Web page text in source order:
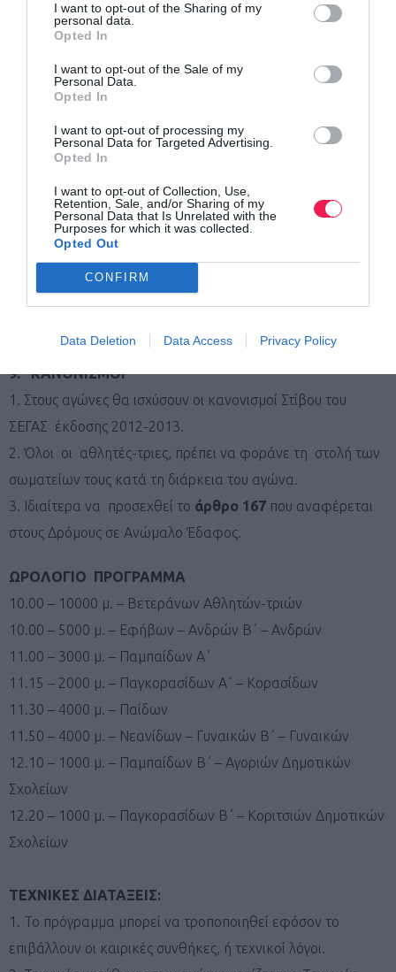
I want to opt-out of the Sharing of my
personal data.
Opted In
I want to opt-out of the Sale of my
Personal Data.
Opted In
I want to opt-out of processing my
Personal Data for Targeted Advertising.
Opted In
I want to opt-out of Collection, Use,
Retention, Sale, and/or Sharing of my
Personal Data that Is Unrelated with the
Purposes for which it was collected.
Opted Out
CONFIRM
Data Deletion Data Access Privacy Policy
Το Δελτίο Υγείας ισχύει για ένα [1] έτος από τη
θεώρησή του
ΣΗΜΕΙΩΣΗ: Οι Βετεράνοι αθλητές-τριες συμμετέχουν
με δική τους ευθύνη στην αντίστοιχη δήλωση
συμμετοχής, υπογράφοντας για την αποδοχή των
όρων της προκήρυξης και γνωρίζοντας ότι οι
κίνδυνο της υγείας τους.
8. ΕΠΑΘΛΑ
Στους τρεις [3] πρώτους αθλητές-τριες της Ατομικής
κατάταξης και στα τρία [3] πρώτα σωματεία του Ομαδικού
9. ΚΑΝΟΝΙΣΜΟΙ
1. Στους αγώνες θα ισχύσουν οι κανονισμοί Στίβου του
ΣΕΓΑΣ έκδοσης 2012-2013.
2. Όλοι οι αθλητές-τριες, πρέπει να φοράνε τη στολή των
σωματείων τους κατά τη διάρκεια του αγώνα.
3. Ιδιαίτερα να προσεχθεί το άρθρο 167 που αναφέρεται
στους Δρόμους σε Ανώμαλο Έδαφος.
ΩΡΟΛΟΓΙΟ ΠΡΟΓΡΑΜΜΑ
10.00 – 10000 μ. – Βετεράνων Αθλητών-τριών
10.00 – 5000 μ. – Εφήβων – Ανδρών Β΄ – Ανδρών
11.00 – 3000 μ. – Παμπαίδων Α΄
11.15 – 2000 μ. – Παγκορασίδων Α΄ – Κορασίδων
11.30 – 4000 μ. – Παίδων
11.50 – 4000 μ. – Νεανίδων – Γυναικών Β΄ – Γυναικών
12.10 – 1000 μ. – Παμπαίδων Β΄ – Αγοριών Δημοτικών
Σχολείων
12.20 – 1000 μ. – Παγκορασίδων Β΄ – Κοριτσιών Δημοτικών
Σχολείων
ΤΕΧΝΙΚΕΣ ΔΙΑΤΑΞΕΙΣ:
1. Το πρόγραμμα μπορεί να τροποποιηθεί εφόσον το
επιβάλλουν οι καιρικές συνθήκες, ή τεχνικοί λόγοι.